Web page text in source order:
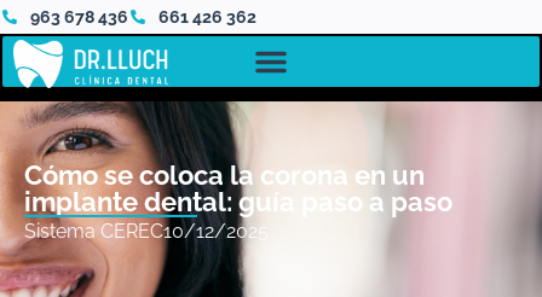
963 678 436 661 426 362
Cómo se coloca la corona en un
implante dental: guía paso a paso
Sistema CEREC10/12/2025